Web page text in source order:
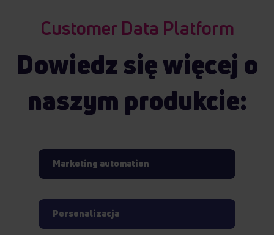
Customer Data Platform
Dowiedz się więcej o
naszym produkcie:
Marketing automation
Personalizacja